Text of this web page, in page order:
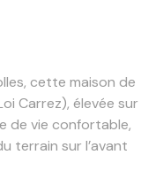
cette maison de
Carrez), élevée sur
de vie confortable,
terrain sur l’avant